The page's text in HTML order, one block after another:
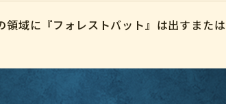
域に『フォレストバット』は出すまたは